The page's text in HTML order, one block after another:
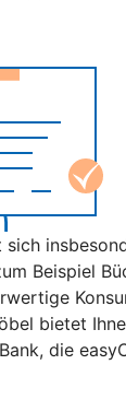
sich
Beispiel
bietet
die